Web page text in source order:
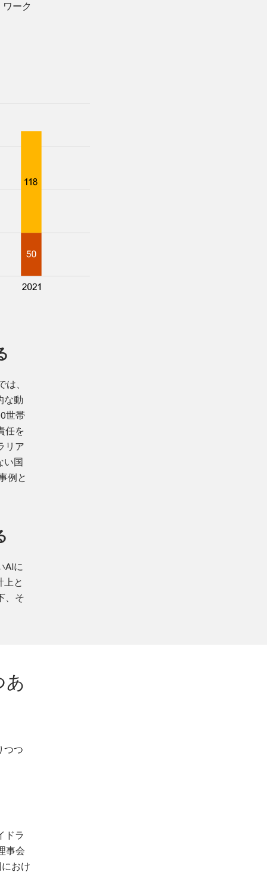
ーク
、
な動
世帯
任を
リア
い国
例と
AIに
上と
、そ
あ
つつ
ドラ
事会
おけ